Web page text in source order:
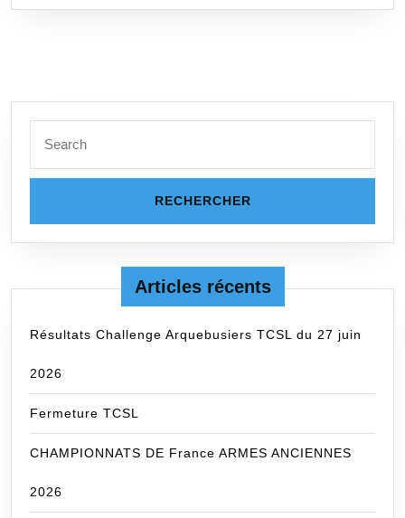
for:
Articles récents
Résultats Challenge Arquebusiers TCSL du 27 juin
2026
Fermeture TCSL
CHAMPIONNATS DE France ARMES ANCIENNES
2026